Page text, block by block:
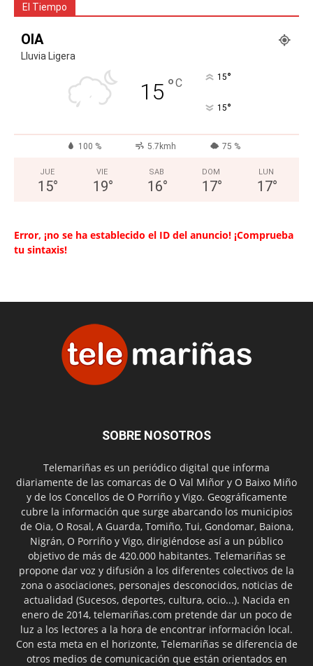
El Tiempo
OIA
Lluvia Ligera
15 °C 15°
15°
100 % 5.7kmh 75 %
JUE
15°
VIE
19°
SAB
16°
DOM
17°
LUN
17°
Error, ¡no se ha establecido el ID del anuncio! ¡Comprueba
tu sintaxis!
SOBRE NOSOTROS
Telemariñas es un periódico digital que informa
diariamente de las comarcas de O Val Miñor y O Baixo Miño
y de los Concellos de O Porriño y Vigo. Geográficamente
cubre la información que surge abarcando los municipios
de Oia, O Rosal, A Guarda, Tomiño, Tui, Gondomar, Baiona,
Nigrán, O Porriño y Vigo, dirigiéndose así a un público
objetivo de más de 420.000 habitantes. Telemariñas se
propone dar voz y difusión a los diferentes colectivos de la
zona o asociaciones, personajes desconocidos, noticias de
actualidad (Sucesos, deportes, cultura, ocio...). Nacida en
enero de 2014, telemariñas.com pretende dar un poco de
luz a los lectores a la hora de encontrar información local.
Con esta meta en el horizonte, Telemariñas se diferencia de
otros medios de comunicación que están orientados en